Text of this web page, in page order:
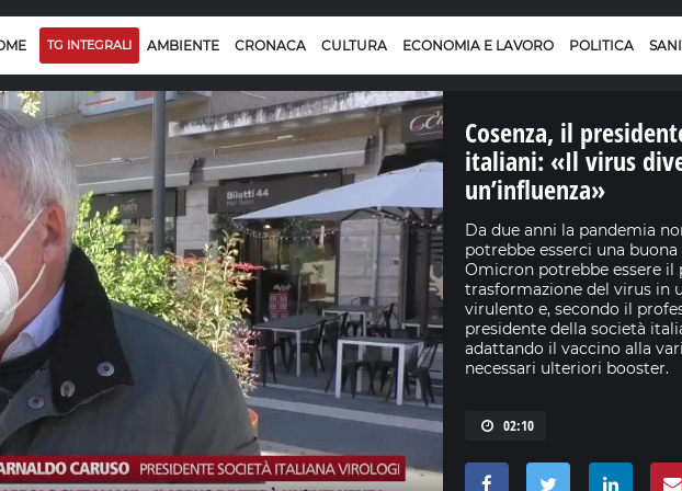
TG INTEGRALI AMBIENTE CRONACA CULTURA ECONOMIA E LAVORO POLITICA
Cosenza, il
italiani: «Il virus
un’influenza»
Da due anni la pandemia
potrebbe esserci una
Omicron potrebbe essere il
trasformazione del virus in
virulento e, secondo il
presidente della società
adattando il vaccino alla
necessari ulteriori booster.
02:10